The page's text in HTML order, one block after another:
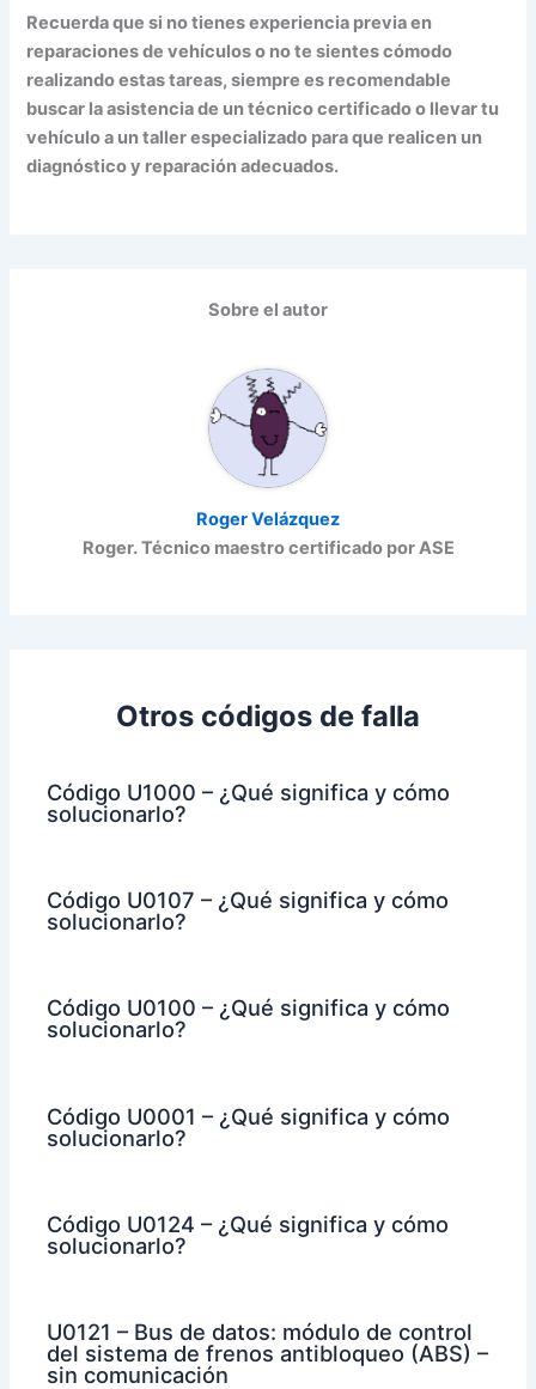
Recuerda que si no tienes experiencia previa en
reparaciones de vehículos o no te sientes cómodo
realizando estas tareas, siempre es recomendable
buscar la asistencia de un técnico certificado o llevar tu
vehículo a un taller especializado para que realicen un
diagnóstico y reparación adecuados.
Sobre el autor
Roger Velázquez
Roger. Técnico maestro certificado por ASE
Otros códigos de falla
Código U1000 – ¿Qué significa y cómo
solucionarlo?
Código U0107 – ¿Qué significa y cómo
solucionarlo?
Código U0100 – ¿Qué significa y cómo
solucionarlo?
Código U0001 – ¿Qué significa y cómo
solucionarlo?
Código U0124 – ¿Qué significa y cómo
solucionarlo?
U0121 – Bus de datos: módulo de control
del sistema de frenos antibloqueo (ABS) –
sin comunicación